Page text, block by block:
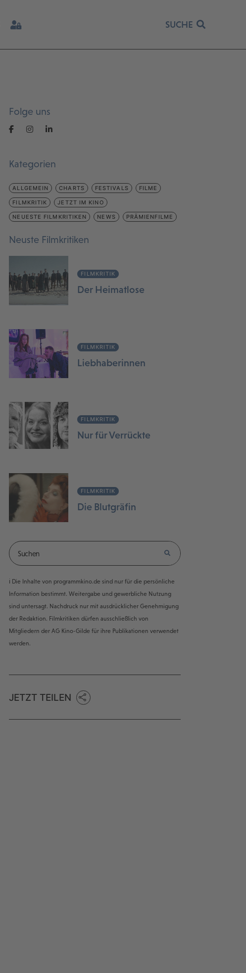
SUCHE
Folge uns
Kategorien
ALLGEMEIN CHARTS FESTIVALS FILME
FILMKRITIK JETZT IM KINO
NEUESTE FILMKRITIKEN NEWS PRÄMIENFILME
Neuste Filmkritiken
FILMKRITIK
Der Heimatlose
FILMKRITIK
Liebhaberinnen
FILMKRITIK
Nur für Verrückte
FILMKRITIK
Die Blutgräfin
ℹ️ Die Inhalte von programmkino.de sind nur für die persönliche
Information bestimmt. Weitergabe und gewerbliche Nutzung
sind untersagt. Nachdruck nur mit ausdrücklicher Genehmigung
der Redaktion. Filmkritiken dürfen ausschließlich von
Mitgliedern der AG Kino-Gilde für ihre Publikationen verwendet
werden.
JETZT TEILEN